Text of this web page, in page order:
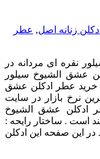
زنانه اصل, عطر
نقره ای مردانه در
عشق الشیوخ سیلور
خرید عطر ادکلن عشق
نرخ بازار در سایت
ادکلن عشق الشیوخ
است . ساختار رایحه :
در این صفحه این ادکلن